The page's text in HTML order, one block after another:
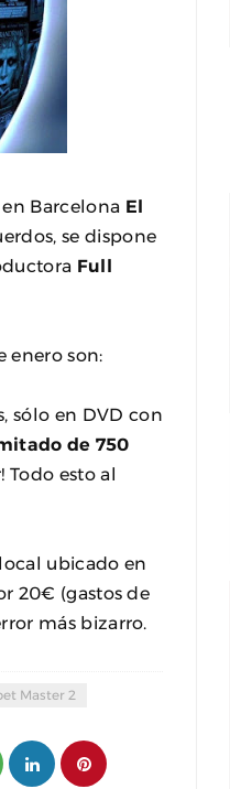
Barcelona El
se dispone
Full
enero son:
sólo en DVD con
de 750
Todo esto al
ubicado en
20€ (gastos de
más bizarro.
Master 2
a Paco Arasanz, director y
de Nos Veremos Esta Noche,